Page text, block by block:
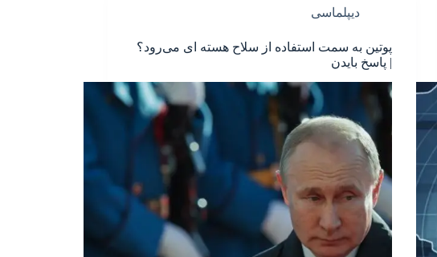
دیپلماسی
پوتین به سمت استفاده از سلاح هسته ای می‌رود؟
| پاسخ بایدن